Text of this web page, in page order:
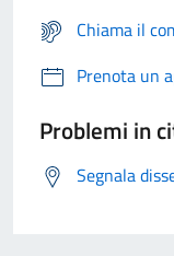
Chiama il
Prenota un
Problemi in
Segnala